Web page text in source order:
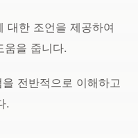
대한 조언을 제공하여
움을 줍니다.
전반적으로 이해하고
.